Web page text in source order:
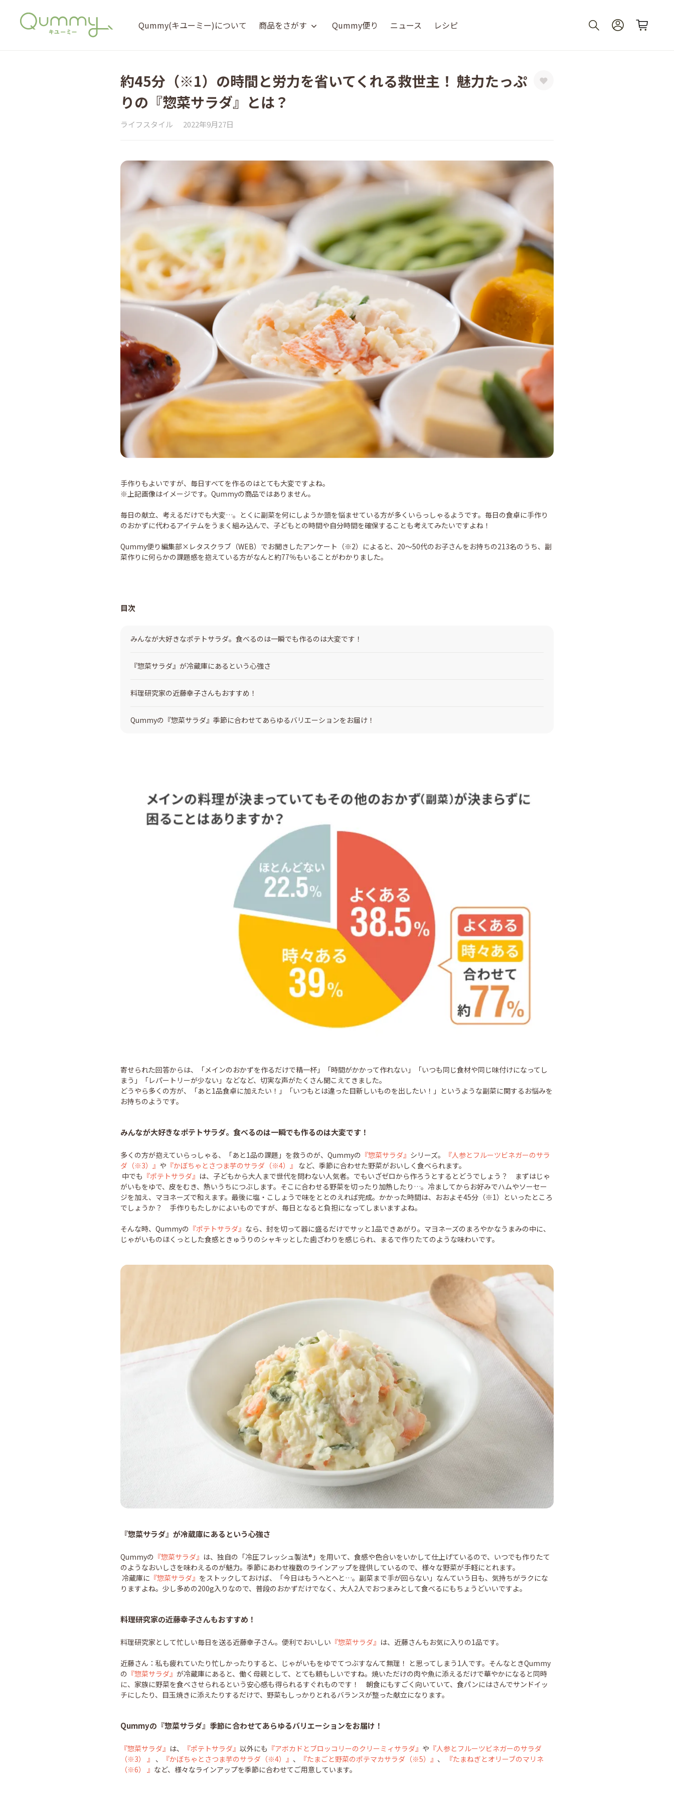
Qummy(キユーミー)について 商品をさがす Qummy便り ニュース レシピ
約45分（※1）の時間と労力を省いてくれる救世主！ 魅力たっぷ
りの『惣菜サラダ』とは？
ライフスタイル 2022年9月27日
手作りもよいですが、毎日すべてを作るのはとても大変ですよね。
※上記画像はイメージです。Qummyの商品ではありません。
毎日の献立、考えるだけでも大変…。とくに副菜を何にしようか頭を悩ませている方が多くいらっしゃるようです。毎日の食卓に手作り
のおかずに代わるアイテムをうまく組み込んで、子どもとの時間や自分時間を確保することも考えてみたいですよね！
Qummy便り編集部×レタスクラブ（WEB）でお聞きしたアンケート（※2）によると、20～50代のお子さんをお持ちの213名のうち、副
菜作りに何らかの課題感を抱えている方がなんと約77％もいることがわかりました。
目次
みんなが大好きなポテトサラダ。食べるのは一瞬でも作るのは大変です！
『惣菜サラダ』が冷蔵庫にあるという心強さ
料理研究家の近藤幸子さんもおすすめ！
Qummyの『惣菜サラダ』季節に合わせてあらゆるバリエーションをお届け！
寄せられた回答からは、「メインのおかずを作るだけで精一杯」「時間がかかって作れない」「いつも同じ食材や同じ味付けになってし
まう」「レパートリーが少ない」などなど、切実な声がたくさん聞こえてきました。
どうやら多くの方が、「あと1品食卓に加えたい！」「いつもとは違った目新しいものを出したい！」というような副菜に関するお悩みを
お持ちのようです。
みんなが大好きなポテトサラダ。食べるのは一瞬でも作るのは大変です！
多くの方が抱えていらっしゃる、「あと1品の課題」を救うのが、Qummyの 『惣菜サラダ』 シリーズ。
『人参とフルーツビネガーのサラ
ダ（※3）』 や 『かぼちゃとさつま芋のサラダ（※4）』 など、季節に合わせた野菜がおいしく食べられます。
中でも 『ポテトサラダ』 は、子どもから大人まで世代を問わない人気者。でもいざゼロから作ろうとするとどうでしょう？ まずはじゃ
がいもをゆで、皮をむき、熱いうちにつぶします。そこに合わせる野菜を切ったり加熱したり…。冷ましてからお好みでハムやソーセー
ジを加え、マヨネーズで和えます。最後に塩・こしょうで味をととのえれば完成。かかった時間は、おおよそ45分（※1）といったところ
でしょうか？ 手作りもたしかによいものですが、毎日となると負担になってしまいますよね。
そんな時、Qummyの 『ポテトサラダ』 なら、封を切って器に盛るだけでサッと1品できあがり。マヨネーズのまろやかなうまみの中に、
じゃがいものほくっとした食感ときゅうりのシャキッとした歯ざわりを感じられ、まるで作りたてのような味わいです。
『惣菜サラダ』が冷蔵庫にあるという心強さ
Qummyの 『惣菜サラダ』 は、独自の「冷圧フレッシュ製法®」を用いて、食感や色合いをいかして仕上げているので、いつでも作りたて
のようなおいしさを味わえるのが魅力。季節にあわせ複数のラインアップを提供しているので、様々な野菜が手軽にとれます。
冷蔵庫に 『惣菜サラダ』 をストックしておけば、「今日はもうへとへと…。副菜まで手が回らない」なんていう日も、気持ちがラクにな
りますよね。少し多めの200g入りなので、普段のおかずだけでなく、大人2人でおつまみとして食べるにもちょうどいいですよ。
料理研究家の近藤幸子さんもおすすめ！
料理研究家として忙しい毎日を送る近藤幸子さん。便利でおいしい 『惣菜サラダ』 は、近藤さんもお気に入りの1品です。
近藤さん：私も疲れていたり忙しかったりすると、じゃがいもをゆでてつぶすなんて無理！ と思ってしまう1人です。そんなときQummy
の 『惣菜サラダ』 が冷蔵庫にあると、働く母親として、とても頼もしいですね。焼いただけの肉や魚に添えるだけで華やかになると同時
に、家族に野菜を食べさせられるという安心感も得られるすぐれものです！ 朝食にもすごく向いていて、食パンにはさんでサンドイッ
チにしたり、目玉焼きに添えたりするだけで、野菜もしっかりとれるバランスが整った献立になります。
Qummyの『惣菜サラダ』季節に合わせてあらゆるバリエーションをお届け！
『惣菜サラダ』 は、 『ポテトサラダ』 以外にも 『アボカドとブロッコリーのクリーミィサラダ』 や 『人参とフルーツビネガーのサラダ
（※3） 』 、 『かぼちゃとさつま芋のサラダ（※4）』 、 『たまごと野菜のポテマカサラダ（※5）』 、
『たまねぎとオリーブのマリネ
（※6） 』 など、様々なラインアップを季節に合わせてご用意しています。